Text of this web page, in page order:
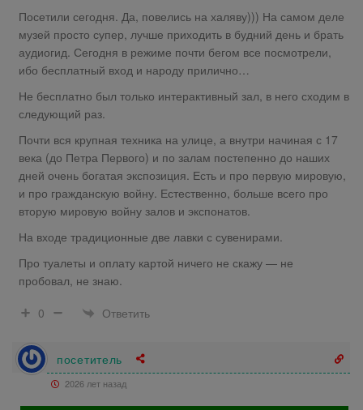
Посетили сегодня. Да, повелись на халяву))) На самом деле
музей просто супер, лучше приходить в будний день и брать
аудиогид. Сегодня в режиме почти бегом все посмотрели,
ибо бесплатный вход и народу прилично…
Не бесплатно был только интерактивный зал, в него сходим в
следующий раз.
Почти вся крупная техника на улице, а внутри начиная с 17
века (до Петра Первого) и по залам постепенно до наших
дней очень богатая экспозиция. Есть и про первую мировую,
и про гражданскую войну. Естественно, больше всего про
вторую мировую войну залов и экспонатов.
На входе традиционные две лавки с сувенирами.
Про туалеты и оплату картой ничего не скажу — не
пробовал, не знаю.
0
Ответить
посетитель
2026 лет назад